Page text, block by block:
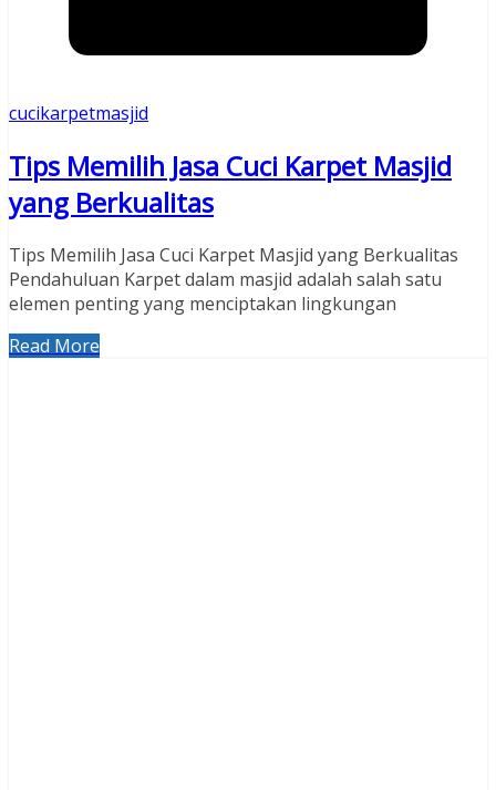
cucikarpetmasjid
Tips Memilih Jasa Cuci Karpet Masjid
yang Berkualitas
Tips Memilih Jasa Cuci Karpet Masjid yang Berkualitas
Pendahuluan Karpet dalam masjid adalah salah satu
elemen penting yang menciptakan lingkungan
Read More